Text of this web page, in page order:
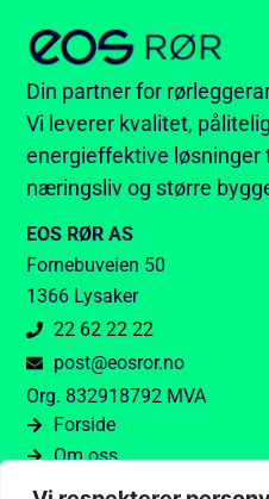
Din partner for
Vi leverer kvalitet,
energieffektive løsninger
næringsliv og større
EOS RØR AS
Fornebuveien 50
1366 Lysaker
22 62 22 22
post@eosror.no
Org. 832918792 MVA
Forside
Om oss
Tjenester